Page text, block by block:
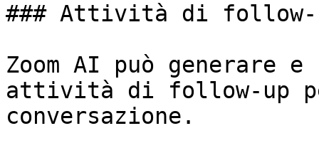
### Attività di follow-
Zoom AI può generare
attività di follow-up
conversazione.